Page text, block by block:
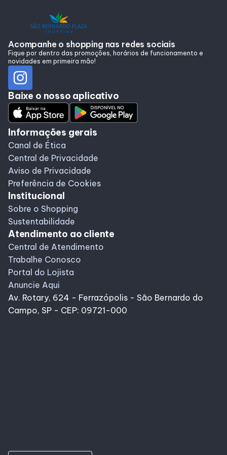
Programa de benefícios
Acompanhe o shopping nas redes sociais
Fique por dentro das promoções, horários de funcionamento e
novidades em primeira mão!
Baixe o nosso aplicativo
Informações gerais
Canal de Ética
Central de Privacidade
Aviso de Privacidade
Preferência de Cookies
Institucional
Sobre o Shopping
Sustentabilidade
Atendimento ao cliente
Central de Atendimento
Trabalhe Conosco
Portal do Lojista
Anuncie Aqui
Av. Rotary, 624 - Ferrazópolis - São Bernardo do
Campo, SP - CEP: 09721-000